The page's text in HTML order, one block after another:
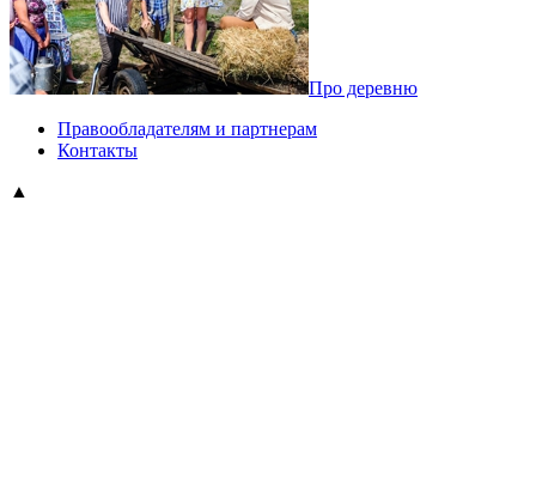
Про деревню
Правообладателям и партнерам
Контакты
▲